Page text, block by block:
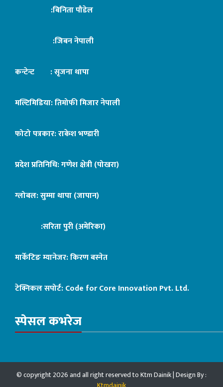
:बिनिता पौडेल
:जिबन नेपाली
कन्टेन्ट : सृजना थापा
मल्टिमिडिया: तिमोफी मिजार नेपाली
फोटो पत्रकार: राकेश भण्डारी
प्रदेश प्रतिनिधि: गणेश क्षेत्री (पोखरा)
ग्लोबल: सुम्मा थापा (जापान)
:सरिता पुरी (अमेरिका)
मार्केटिङ म्यानेजर: किरण बस्नेत
टेक्निकल सपोर्ट:Code for Core Innovation Pvt. Ltd.
स्पेसल कभरेज
© copyright 2026 and all right reserved to Ktm Dainik | Design By :